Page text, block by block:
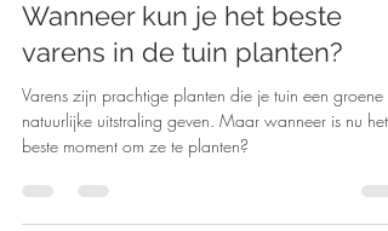
17 feb 2025 2 minuten om te lezen
Wanneer kun je het beste